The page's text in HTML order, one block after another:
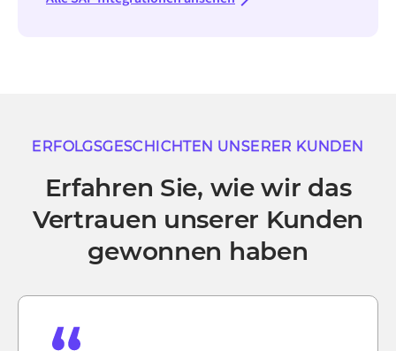
ERFOLGSGESCHICHTEN UNSERER KUNDEN
Erfahren Sie, wie wir das
Vertrauen unserer Kunden
gewonnen haben